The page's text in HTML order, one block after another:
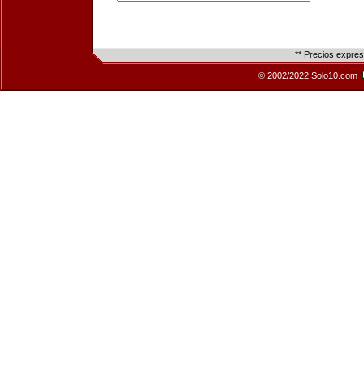
** Precios
© 2002/2022 Solo10.com